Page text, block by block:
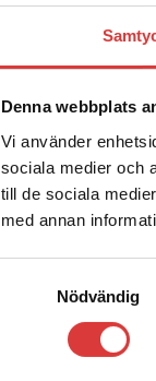
Denna webbplats
Vi använder
sociala medier och
till de sociala
med annan
Nödvändig